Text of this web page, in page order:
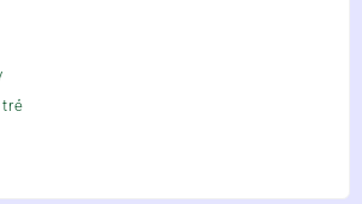
trẻ